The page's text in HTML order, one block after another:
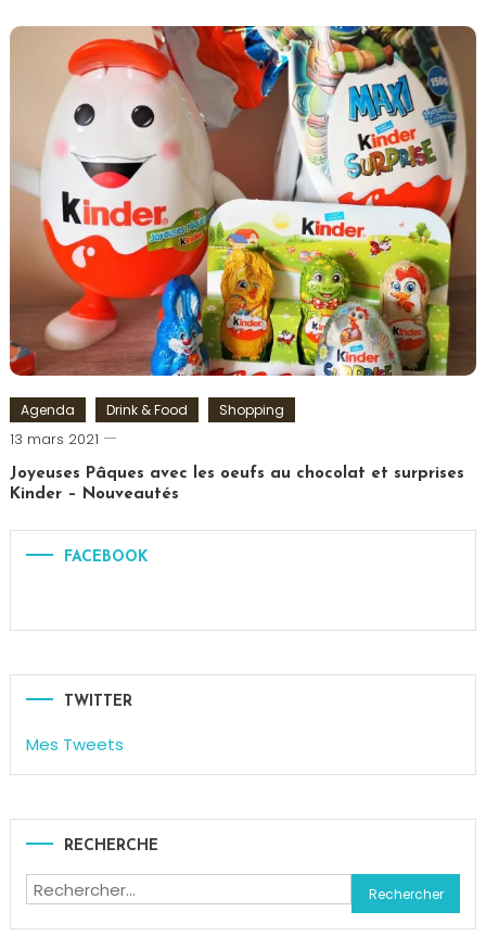
Tagged
Hélicoptère,
insolite
,
Réalité
Virtuelle,
Saint
Germain
Visite
Paris
Agenda Drink & Food Shopping
13 mars 2021
Romain-
Joyeuses Pâques avec les oeufs au chocolat et surprises
Kinder – Nouveautés
Tagged
chocolat,
Kinder,
de
Pâques
,
Shoko
Bon,
FACEBOOK
TWITTER
Mes Tweets
RECHERCHE
Rechercher :